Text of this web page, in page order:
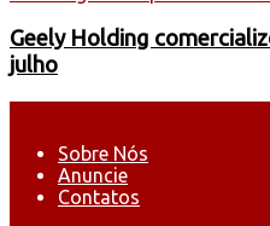
Geely Holding
julho
Sobre Nós
Anuncie
Contatos